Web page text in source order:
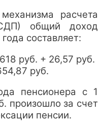
расчета
общий доход
составляет:
руб. + 26,57 руб.
руб.
пенсионера с 1
произошло за счет
пенсии.